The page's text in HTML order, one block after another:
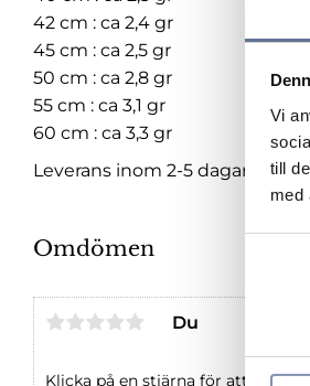
Vi
till
med
m
c
42 cm : ca 2,4 gr
45 cm : ca 2,5 gr
50 cm : ca 2,8 gr
55 cm : ca 3,1 gr
60 cm : ca 3,3 gr
Leverans inom 2-5 dagar.
Omdömen
Du
Klicka på en stjärna för att sätta